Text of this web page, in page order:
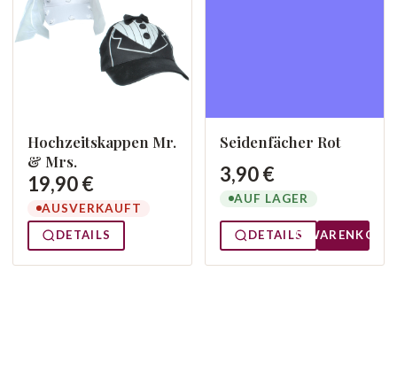
Hochzeitskappen Mr.
& Mrs.
19,90 €
AUSVERKAUFT
DETAILS
Seidenfächer Rot
3,90 €
AUF LAGER
DETAILS WARENKORB